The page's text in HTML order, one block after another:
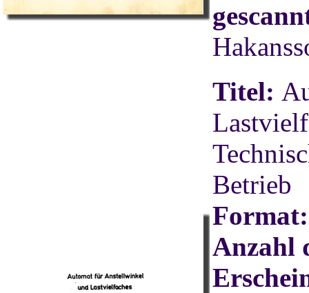
Titel:
Betrieb
Format:
Anzahl